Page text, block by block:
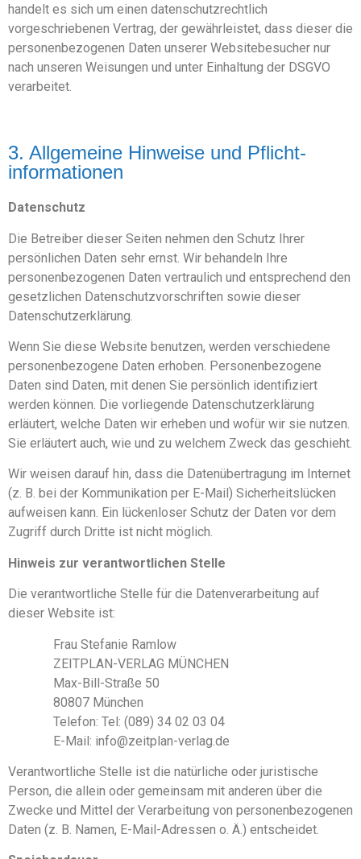
handelt es sich um einen datenschutzrechtlich
vorgeschriebenen Vertrag, der gewährleistet, dass dieser die
personenbezogenen Daten unserer Websitebesucher nur
nach unseren Weisungen und unter Einhaltung der DSGVO
verarbeitet.
3. Allgemeine Hinweise und Pflicht­
informationen
Datenschutz
Die Betreiber dieser Seiten nehmen den Schutz Ihrer
persönlichen Daten sehr ernst. Wir behandeln Ihre
personenbezogenen Daten vertraulich und entsprechend den
gesetzlichen Datenschutzvorschriften sowie dieser
Datenschutzerklärung.
Wenn Sie diese Website benutzen, werden verschiedene
personenbezogene Daten erhoben. Personenbezogene
Daten sind Daten, mit denen Sie persönlich identifiziert
werden können. Die vorliegende Datenschutzerklärung
erläutert, welche Daten wir erheben und wofür wir sie nutzen.
Sie erläutert auch, wie und zu welchem Zweck das geschieht.
Wir weisen darauf hin, dass die Datenübertragung im Internet
(z. B. bei der Kommunikation per E-Mail) Sicherheitslücken
aufweisen kann. Ein lückenloser Schutz der Daten vor dem
Zugriff durch Dritte ist nicht möglich.
Hinweis zur verantwortlichen Stelle
Die verantwortliche Stelle für die Datenverarbeitung auf
dieser Website ist:
Frau Stefanie Ramlow
ZEITPLAN-VERLAG MÜNCHEN
Max-Bill-Straße 50
80807 München
Telefon: Tel: (089) 34 02 03 04
E-Mail: info@zeitplan-verlag.de
Verantwortliche Stelle ist die natürliche oder juristische
Person, die allein oder gemeinsam mit anderen über die
Zwecke und Mittel der Verarbeitung von personenbezogenen
Daten (z. B. Namen, E-Mail-Adressen o. Ä.) entscheidet.